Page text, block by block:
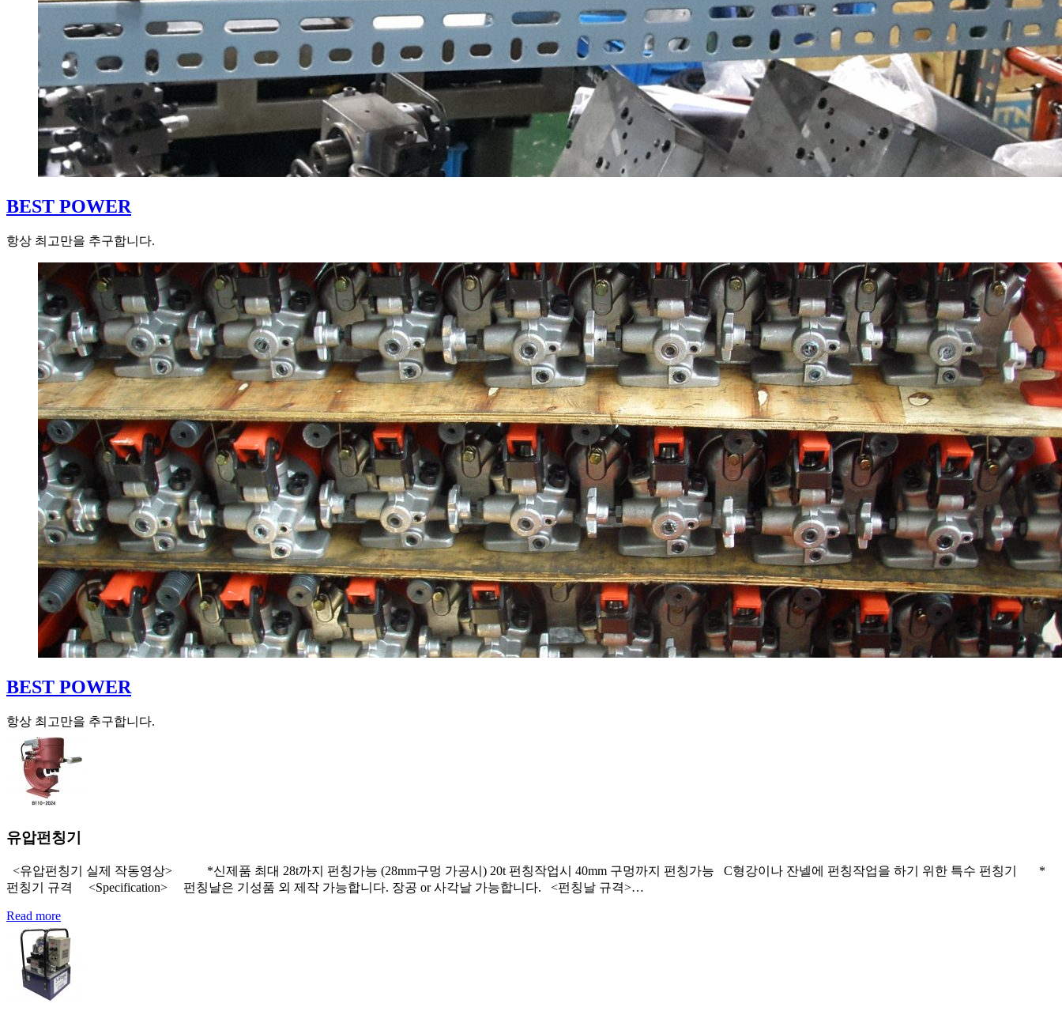
BEST POWER
항상 최고만을 추구합니다.
BEST POWER
항상 최고만을 추구합니다.
유압펀칭기
<유압펀칭기 실제 작동영상> *신제품 최대 28t까지 펀칭가능 (28mm구멍 가공시) 20t 펀칭작업시 40mm 구멍까지 펀칭가능 C형강이나 잔넬에 펀칭작업을 하기 위한 특수 펀칭기 *
펀칭기 규격 <Specification> 펀칭날은 기성품 외 제작 가능합니다. 장공 or 사각날 가능합니다. <펀칭날 규격>…
Read more